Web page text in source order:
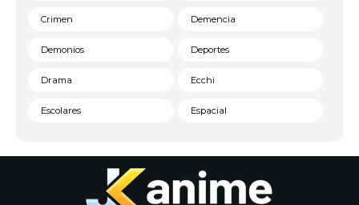
Crimen Demencia
Demonios Deportes
Drama Ecchi
Escolares Espacial
Historico
Josei